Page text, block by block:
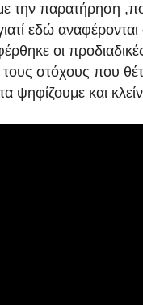
την παρατήρηση
εδώ αναφέρονται
οι
τους στόχους που
ψηφίζουμε και